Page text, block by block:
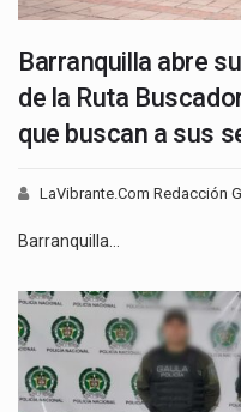
Barranquilla abre
de la Ruta
que buscan a sus
LaVibrante.Com Redacción
Barranquilla…